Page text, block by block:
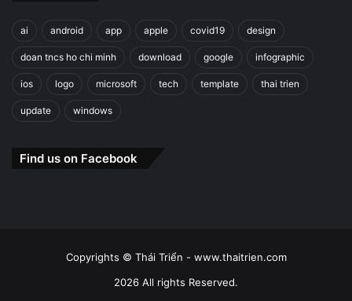
ai android app apple covid19 design
doan tncs ho chi minh download google infographic
ios logo microsoft tech template thai trien
update windows
Find us on Facebook
Copyrights © Thái Triển - www.thaitrien.com
2026 All rights Reserved.